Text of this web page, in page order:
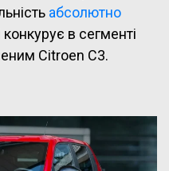
абсолютно
конкурує в сегменті
Citroen C3.